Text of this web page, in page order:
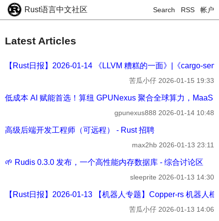
Rust语言中文社区 Search RSS 帐户
Latest Articles
【Rust日报】2026-01-14 《LLVM 糟糕的一面》|《cargo-
苦瓜小仔 2026-01-15 19:33
低成本 AI 赋能首选！算纽 GPUNexus 聚合全球算力，MaaS
gpunexus888 2026-01-14 10:48
高级后端开发工程师（可远程） - Rust 招聘
max2hb 2026-01-13 23:11
🌱 Rudis 0.3.0 发布，一个高性能内存数据库 - 综合讨论区
sleeprite 2026-01-13 14:30
【Rust日报】2026-01-13 【机器人专题】Copper-rs 机器人
苦瓜小仔 2026-01-13 14:06